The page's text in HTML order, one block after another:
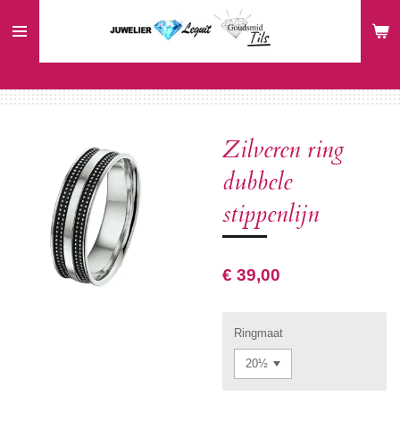
direct
hoofdinhoud
Zilveren ring
dubbele
stippenlijn
€ 39,00
Ringmaat